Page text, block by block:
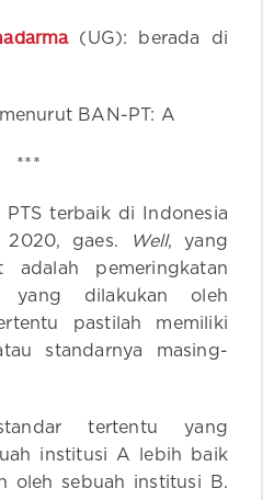
(UG): berada di
BAN-PT: A
***
PTS terbaik di Indonesia
2020, gaes.
Well, yang
adalah pemeringkatan
yang dilakukan oleh
pastilah memiliki
standarnya masing-
tertentu yang
institusi A lebih baik
oleh sebuah institusi B.